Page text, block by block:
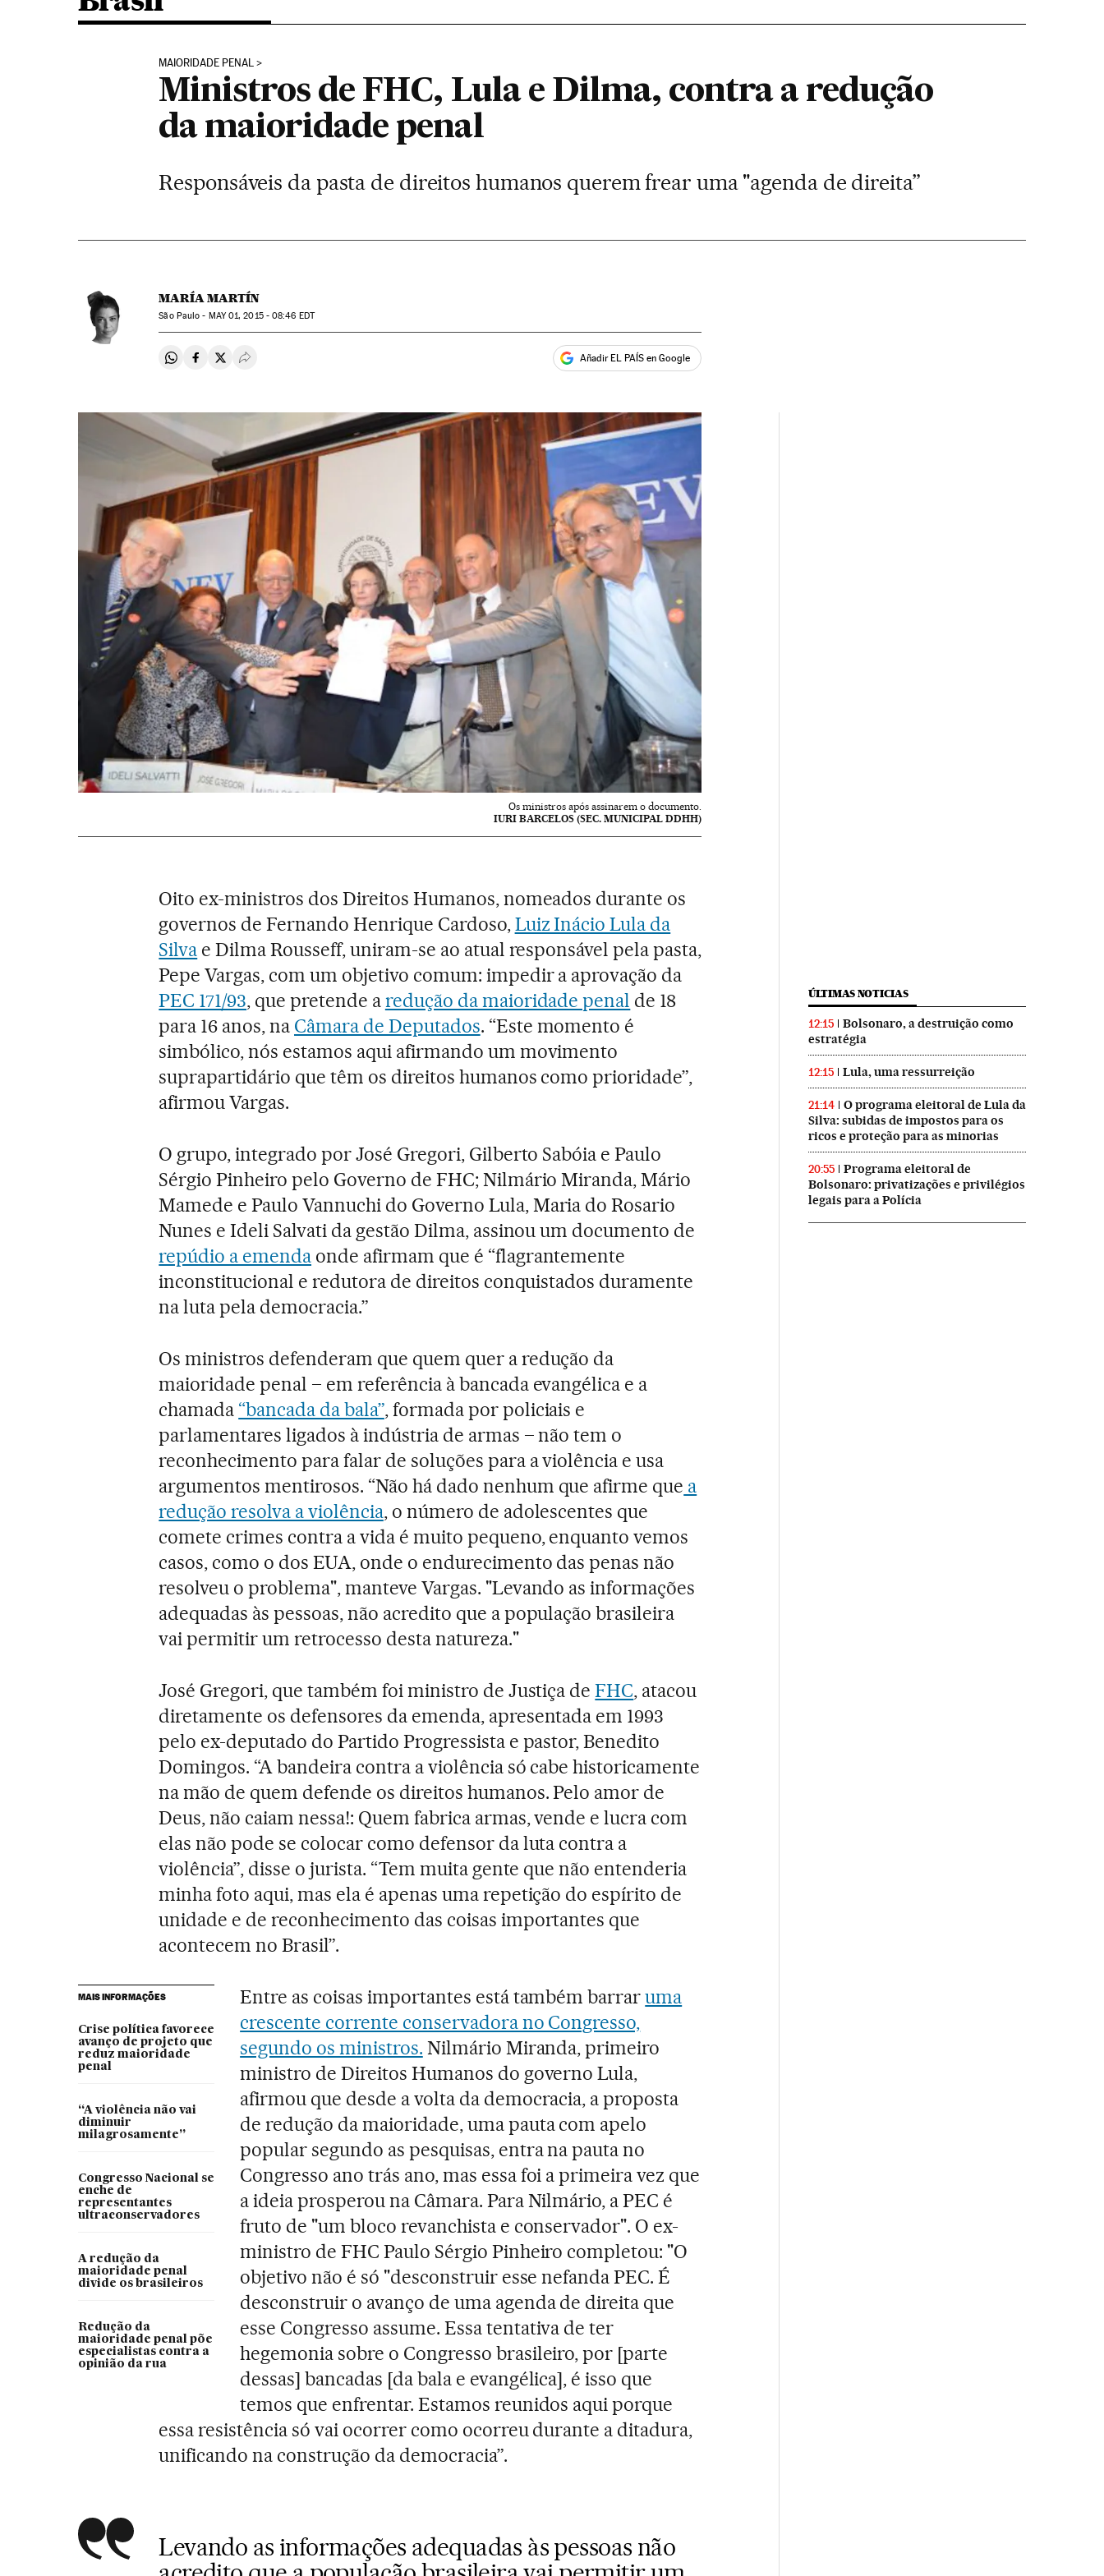
MAIORIDADE PENAL
Ministros de FHC, Lula e Dilma, contra a redução
da maioridade penal
Responsáveis da pasta de direitos humanos querem frear uma "agenda de direita”
MARÍA MARTÍN
São Paulo - MAY01, 2015 - 08:46 EDT
Compartir en Whatsapp
Compartir en Facebook
Compartir en Twitter
Desplegar Redes Sociales Añadir EL PAÍS en Google
Os ministros após assinarem o documento.
IURI BARCELOS (SEC. MUNICIPAL DDHH)
Oito ex-ministros dos Direitos Humanos, nomeados durante os
governos de Fernando Henrique Cardoso, Luiz Inácio Lula da
Silva e Dilma Rousseff, uniram-se ao atual responsável pela pasta,
Pepe Vargas, com um objetivo comum: impedir a aprovação da
PEC 171/93, que pretende aredução da maioridade penal de 18
para 16 anos, na Câmara de Deputados. “Este momento é
simbólico, nós estamos aqui afirmando um movimento
suprapartidário que têm os direitos humanos como prioridade”,
afirmou Vargas.
O grupo, integrado por José Gregori, Gilberto Sabóia e Paulo
Sérgio Pinheiro pelo Governo de FHC; Nilmário Miranda, Mário
Mamede e Paulo Vannuchi do Governo Lula, Maria do Rosario
Nunes e Ideli Salvati da gestão Dilma, assinou um documento de
repúdio a emenda onde afirmam que é “flagrantemente
inconstitucional e redutora de direitos conquistados duramente
na luta pela democracia.”
Os ministros defenderam que quem quer a redução da
maioridade penal – em referência à bancada evangélica e a
chamada “bancada da bala”, formada por policiais e
parlamentares ligados à indústria de armas – não tem o
reconhecimento para falar de soluções para a violência e usa
argumentos mentirosos. “Não há dado nenhum que afirme que a
redução resolva a violência, o número de adolescentes que
comete crimes contra a vida é muito pequeno, enquanto vemos
casos, como o dos EUA, onde o endurecimento das penas não
resolveu o problema", manteve Vargas. "Levando as informações
adequadas às pessoas, não acredito que a população brasileira
vai permitir um retrocesso desta natureza."
José Gregori, que também foi ministro de Justiça deFHC, atacou
diretamente os defensores da emenda, apresentada em 1993
pelo ex-deputado do Partido Progressista e pastor, Benedito
Domingos. “A bandeira contra a violência só cabe historicamente
na mão de quem defende os direitos humanos. Pelo amor de
Deus, não caiam nessa!: Quem fabrica armas, vende e lucra com
elas não pode se colocar como defensor da luta contra a
violência”, disse o jurista. “Tem muita gente que não entenderia
minha foto aqui, mas ela é apenas uma repetição do espírito de
unidade e de reconhecimento das coisas importantes que
acontecem no Brasil”.
MAIS INFORMAÇÕES
Crise política favorece
avanço de projeto que
reduz maioridade
penal
“A violência não vai
diminuir
milagrosamente”
Congresso Nacional se
enche de
representantes
ultraconservadores
A redução da
maioridade penal
divide os brasileiros
Redução da
maioridade penal põe
especialistas contra a
opinião da rua
Entre as coisas importantes está também barraruma
crescente corrente conservadora no Congresso,
segundo os ministros. Nilmário Miranda, primeiro
ministro de Direitos Humanos do governo Lula,
afirmou que desde a volta da democracia, a proposta
de redução da maioridade, uma pauta com apelo
popular segundo as pesquisas, entra na pauta no
Congresso ano trás ano, mas essa foi a primeira vez que
a ideia prosperou na Câmara. Para Nilmário, a PEC é
fruto de "um bloco revanchista e conservador". O ex-
ministro de FHC Paulo Sérgio Pinheiro completou: "O
objetivo não é só "desconstruir esse nefanda PEC. É
desconstruir o avanço de uma agenda de direita que
esse Congresso assume. Essa tentativa de ter
hegemonia sobre o Congresso brasileiro, por [parte
dessas] bancadas [da bala e evangélica], é isso que
temos que enfrentar. Estamos reunidos aqui porque
essa resistência só vai ocorrer como ocorreu durante a ditadura,
unificando na construção da democracia”.
Levando as informações adequadas às pessoas não
ÚLTIMAS NOTICIAS
12:15
Bolsonaro, a destruição como
estratégia
12:15 Lula, uma ressurreição
21:14
O programa eleitoral de Lula da
Silva: subidas de impostos para os
ricos e proteção para as minorias
20:55
Programa eleitoral de
Bolsonaro: privatizações e privilégios
legais para a Polícia